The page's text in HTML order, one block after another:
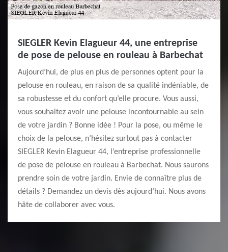
SIEGLER Kevin Elagueur 44, une entreprise
de pose de pelouse en rouleau à Barbechat
Aujourd’hui, de plus en plus de personnes optent pour la
pelouse en rouleau, en raison de sa qualité indéniable, de
sa robustesse et du confort qu’elle procure. Vous aussi,
vous souhaitez avoir une pelouse incontournable au sein
de votre jardin ? Bonne idée ! Pour la pose, ou même le
choix de la pelouse, n’hésitez surtout pas à contacter
SIEGLER Kevin Elagueur 44, l’entreprise professionnelle
de pose de pelouse en rouleau à Barbechat. Nous saurons
prendre soin de votre jardin. Envie de connaître plus de
détails ? Demandez un devis dès aujourd’hui. Nous avons
hâte de collaborer avec vous.